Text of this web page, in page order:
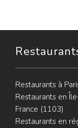
Restaurants à
Restaurants en
France (1103)
Restaurants en